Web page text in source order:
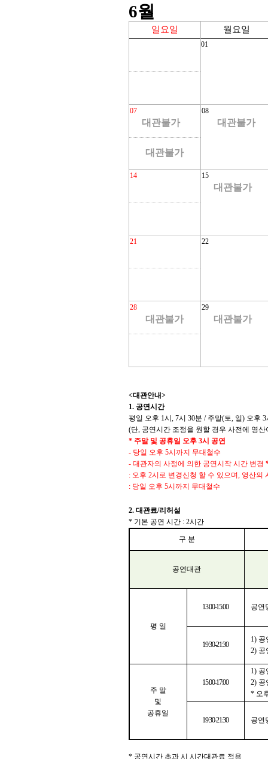
6월
일요일 월요일
01
07
대관불가
08
대관불가
대관불가
14 15
대관불가
21 22
28
대관불가
29
대관불가
<대관안내>
1. 공연시간
평일 오후 1시 , 7시 30분 / 주말(토, 일) 오후 3
(단, 공연시간 조정을 원할 경우 사전에 영
* 주말 및 공휴일 오후3시 공연
- 당일 오후 5시까지 무대철수
- 대관자의 사정에 의한 공연시작 시간 변경
: 오후 2시로 변경신청 할 수 있으며, 영산의
: 당일 오후 5시까지 무대철수
2. 대관료/리허설
* 기본 공연 시간 : 2시간
구 분
공연대관
평 일
13:00-15:00 공연
19:30-21:30
1) 공
2) 공
주 말
및
공휴일
15:00-17:00
1) 공
2) 공
* 오
19:30-21:30 공연
* 공연시간 초과 시 시간대관료 적용